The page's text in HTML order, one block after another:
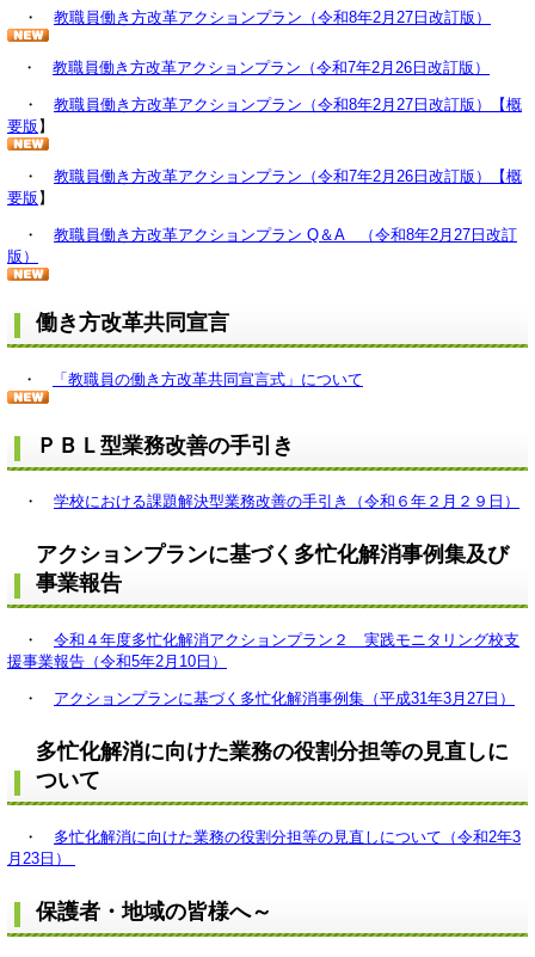
・ 教職員働き方改革アクションプラン（令和8年2月27日改訂版）
・ 教職員働き方改革アクションプラン（令和7年2月26日改訂版）
・ 教職員働き方改革アクションプラン（令和8年2月27日改訂版）【概
要版 】
・ 教職員働き方改革アクションプラン（令和7年2月26日改訂版）【概
要版 】
・ 教職員働き方改革アクションプラン Q＆A （令和8年2月27日改訂
版）
働き方改革共同宣言
・ 「教職員の働き方改革共同宣言式」について
ＰＢＬ型業務改善の手引き
・ 学校における課題解決型業務改善の手引き（令和６年２月２９日）
アクションプランに基づく多忙化解消事例集及び
事業報告
・ 令和４年度多忙化解消アクションプラン２ 実践モニタリング校支
援事業報告（令和5年2月10日）
・ アクションプランに基づく多忙化解消事例集（平成31年3月27日）
多忙化解消に向けた業務の役割分担等の見直しに
ついて
・ 多忙化解消に向けた業務の役割分担等の見直しについて（令和2年3
月23日）
保護者・地域の皆様へ～